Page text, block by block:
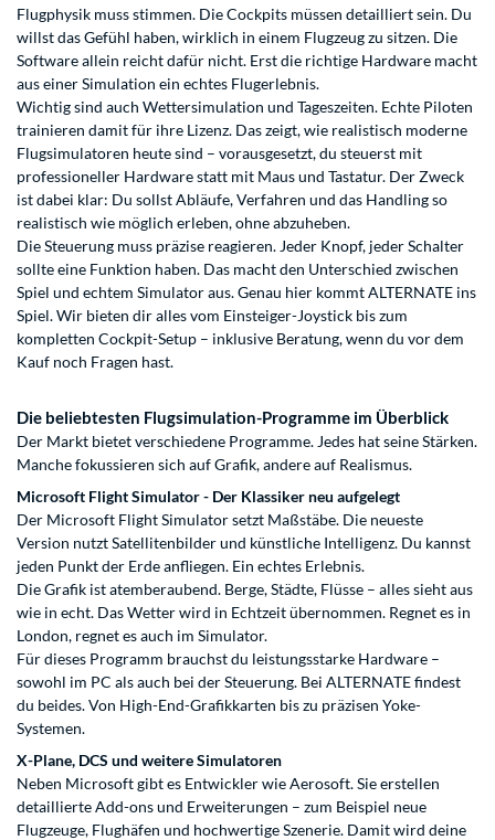
Flugphysik muss stimmen. Die Cockpits müssen detailliert sein. Du
willst das Gefühl haben, wirklich in einem Flugzeug zu sitzen. Die
Software allein reicht dafür nicht. Erst die richtige Hardware macht
aus einer Simulation ein echtes Flugerlebnis.
Wichtig sind auch Wettersimulation und Tageszeiten. Echte Piloten
trainieren damit für ihre Lizenz. Das zeigt, wie realistisch moderne
Flugsimulatoren heute sind – vorausgesetzt, du steuerst mit
professioneller Hardware statt mit Maus und Tastatur. Der Zweck
ist dabei klar: Du sollst Abläufe, Verfahren und das Handling so
realistisch wie möglich erleben, ohne abzuheben.
Die Steuerung muss präzise reagieren. Jeder Knopf, jeder Schalter
sollte eine Funktion haben. Das macht den Unterschied zwischen
Spiel und echtem Simulator aus. Genau hier kommt ALTERNATE ins
Spiel. Wir bieten dir alles vom Einsteiger-Joystick bis zum
kompletten Cockpit-Setup – inklusive Beratung, wenn du vor dem
Kauf noch Fragen hast.
Die beliebtesten Flugsimulation-Programme im Überblick
Der Markt bietet verschiedene Programme. Jedes hat seine Stärken.
Manche fokussieren sich auf Grafik, andere auf Realismus.
Microsoft Flight Simulator - Der Klassiker neu aufgelegt
Der Microsoft Flight Simulator setzt Maßstäbe. Die neueste
Version nutzt Satellitenbilder und künstliche Intelligenz. Du kannst
jeden Punkt der Erde anfliegen. Ein echtes Erlebnis.
Die Grafik ist atemberaubend. Berge, Städte, Flüsse – alles sieht aus
wie in echt. Das Wetter wird in Echtzeit übernommen. Regnet es in
London, regnet es auch im Simulator.
Für dieses Programm brauchst du leistungsstarke Hardware –
sowohl im PC als auch bei der Steuerung. Bei ALTERNATE findest
du beides. Von High-End-Grafikkarten bis zu präzisen Yoke-
Systemen.
X-Plane, DCS und weitere Simulatoren
Neben Microsoft gibt es Entwickler wie Aerosoft. Sie erstellen
detaillierte Add-ons und Erweiterungen – zum Beispiel neue
Flugzeuge, Flughäfen und hochwertige Szenerie. Damit wird deine